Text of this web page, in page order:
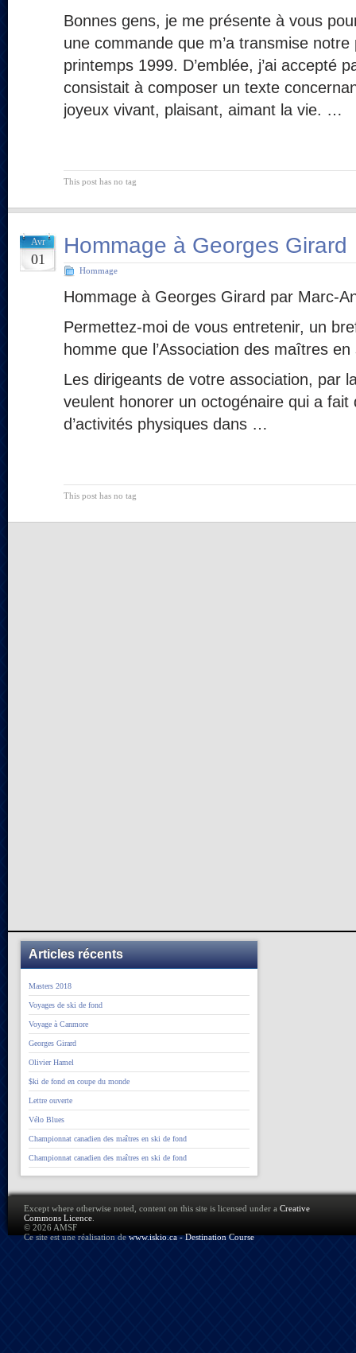
Bonnes gens, je me présente à vous
une commande que m’a transmise notre
printemps 1999. D’emblée, j’ai accepté
consistait à composer un texte
joyeux vivant, plaisant, aimant la vie. …
This post has no tag
Avr
01
Hommage à Georges Girard
Hommage
Hommage à Georges Girard par Marc-
Permettez-moi de vous entretenir, un
homme que l’Association des maîtres
Les dirigeants de votre association, par
veulent honorer un octogénaire qui a fait
d’activités physiques dans …
This post has no tag
Articles récents
Masters 2018
Voyages de ski de fond
Voyage à Canmore
Georges Girard
Olivier Hamel
$ki de fond en coupe du monde
Lettre ouverte
Vélo Blues
Championnat canadien des maîtres en ski de fond
Championnat canadien des maîtres en ski de fond
Except where otherwise noted, content on this site is licensed under a Creative
Commons Licence
© 2026 AMSF
Ce site est une réalisation dewww.iskio.ca - Destination Course